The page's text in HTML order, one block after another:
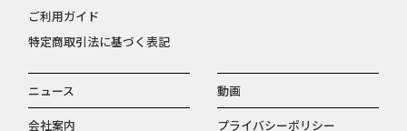
ニュース
動画
会社案内
プライバシーポリシー
ご利用ガイド
特定商取引法に基づく表記